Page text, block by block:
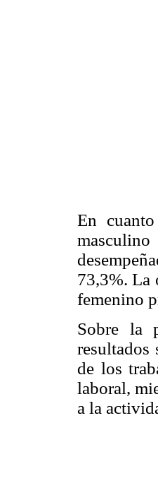
En
73,3%. La
femenino
Sobre la
resultados
de los
laboral,
a la